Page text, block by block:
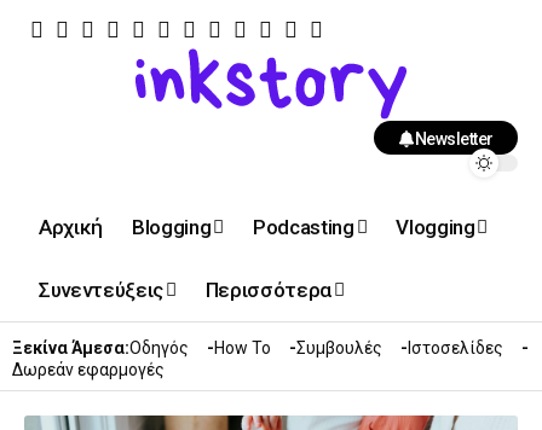
Newsletter
Αρχική Blogging Podcasting Vlogging
Συνεντεύξεις Περισσότερα
Ξεκίνα Άμεσα:Οδηγός How To Συμβουλές
Ιστοσελίδες
Δωρεάν εφαρμογές